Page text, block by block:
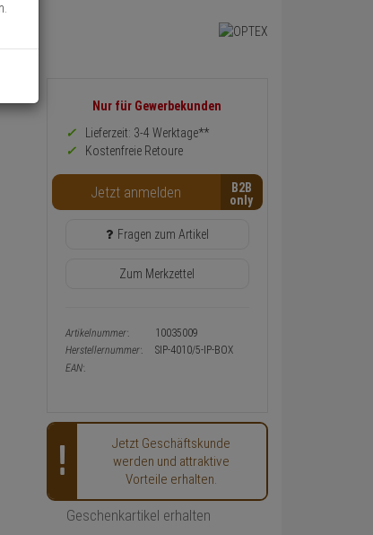
Informationen
Preis,
Verfügbakeit
Warenkorb-
oder
Konfigurieren-
Nur für Gewerbekunden
Lieferzeit: 3-4 Werktage**
Kostenfreie Retoure
Jetzt anmelden B2B
Fragen zum Artikel
Zum Merkzettel
Artikelnummer:
10035009
Herstellernummer:
SIP-4010/5-IP-BOX
EAN:
Jetzt Geschäftskunde
werden und attraktive
Vorteile erhalten.
Geschenkartikel erhalten